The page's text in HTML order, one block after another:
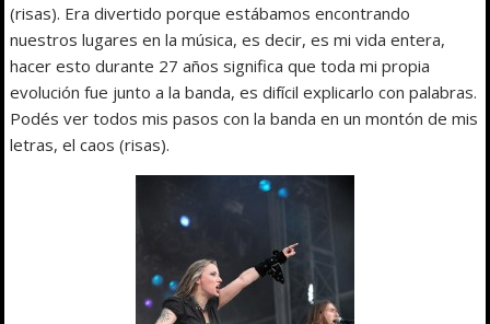
(risas). Era divertido porque estábamos encontrando
nuestros lugares en la música, es decir, es mi vida entera,
hacer esto durante 27 años significa que toda mi propia
evolución fue junto a la banda, es difícil explicarlo con palabras.
Podés ver todos mis pasos con la banda en un montón de mis
letras, el caos (risas).